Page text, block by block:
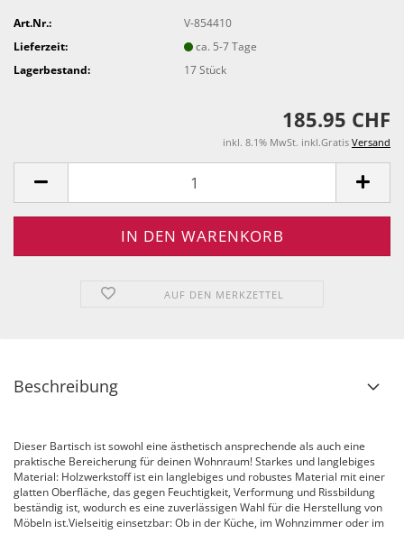
Art.Nr.:
V-854410
Lieferzeit:
ca. 5-7 Tage
Lagerbestand:
17Stück
185.95 CHF
inkl. 8.1% MwSt. inkl.Gratis Versand
AUF DEN MERKZETTEL
Beschreibung
Dieser Bartisch ist sowohl eine ästhetisch ansprechende als auch eine
praktische Bereicherung für deinen Wohnraum! Starkes und langlebiges
Material: Holzwerkstoff ist ein langlebiges und robustes Material mit einer
glatten Oberfläche, das gegen Feuchtigkeit, Verformung und Rissbildung
beständig ist, wodurch es eine zuverlässigen Wahl für die Herstellung von
Möbeln ist.Vielseitig einsetzbar: Ob in der Küche, im Wohnzimmer oder im